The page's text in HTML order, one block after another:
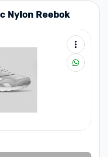
Nylon Reebok